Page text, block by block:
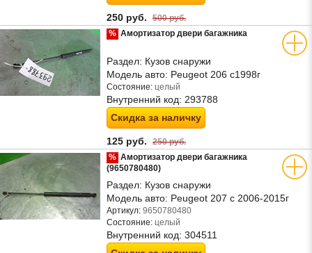
250 руб. 500 руб.
% Амортизатор двери багажника
Раздел: Кузов снаружи
Модель авто: Peugeot 206 с1998г
Состояние: целый
Внутренний код: 293788
Скидка за наличку
125 руб. 250 руб.
% Амортизатор двери багажника
(9650780480)
Раздел: Кузов снаружи
Модель авто: Peugeot 207 с 2006-2015г
Артикул: 9650780480
Состояние: целый
Внутренний код: 304511